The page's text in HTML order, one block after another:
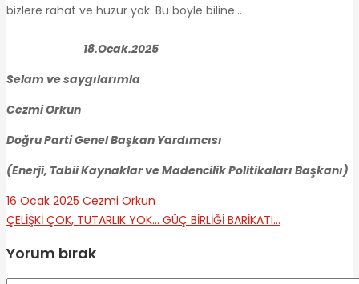
bizlere rahat ve huzur yok. Bu böyle biline…
18.Ocak.2025
Selam ve saygılarımla
Cezmi Orkun
Doğru Parti Genel Başkan Yardımcısı
(Enerji, Tabii Kaynaklar ve Madencilik Politikaları Başkanı)
16 Ocak 2025 Cezmi Orkun
ÇELİŞKİ ÇOK, TUTARLIK YOK… GÜÇ BİRLİĞİ BARİKATI…
Yorum bırak